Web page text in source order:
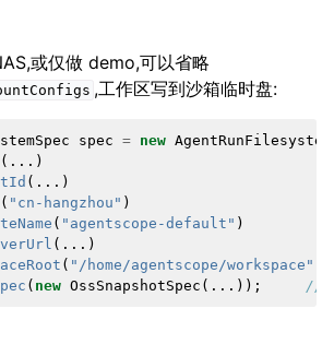
或仅做 demo,可以省略
,工作区写到沙箱临时盘:
spec = new
(...)
(...)
( "cn-hangzhou" )
( "agentscope-default" )
(...)
( "/home/agentscope/workspace"
( new OssSnapshotSpec (...)); // ←